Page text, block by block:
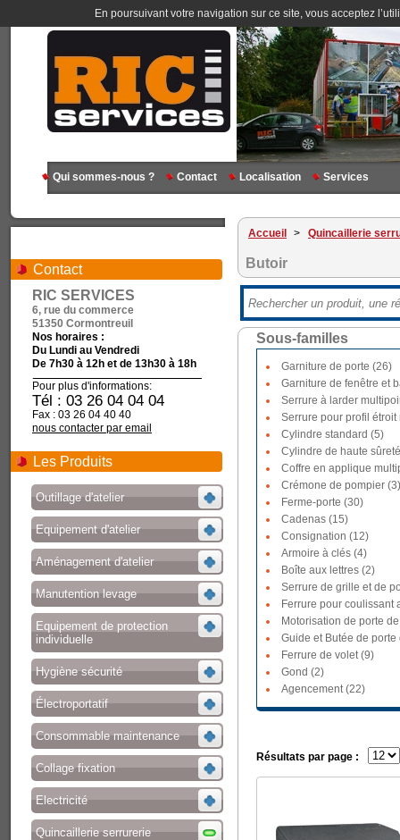
En poursuivant votre navigation sur ce site, vous acceptez
Qui sommes-nous ? Contact Localisation Services
Contact
RIC SERVICES
6, rue du commerce
51350 Cormontreuil
Nos horaires :
Du Lundi au Vendredi
De 7h30 à 12h et de 13h30 à 18h
Pour plus d'informations:
Tél : 03 26 04 04 04
Fax : 03 26 04 40 40
nous contacter par email
Les Produits
Outillage d'atelier
Equipement d'atelier
Aménagement d'atelier
Manutention levage
Equipement de protection
individuelle
Hygiène sécurité
Électroportatif
Consommable maintenance
Collage fixation
Electricité
Quincaillerie serrurerie
Accueil > Quincaillerie
Butoir
Sous-familles
Garniture de porte (26)
Garniture de fenêtre et
Serrure à larder
Serrure pour profil étroit
Cylindre standard (5)
Cylindre de haute
Coffre en applique
Crémone de pompier (3)
Ferme-porte (30)
Cadenas (15)
Consignation (12)
Armoire à clés (4)
Boîte aux lettres (2)
Serrure de grille et de
Ferrure pour coulissant
Motorisation de porte
Guide et Butée de
Ferrure de volet (9)
Gond (2)
Agencement (22)
Résultats par page :